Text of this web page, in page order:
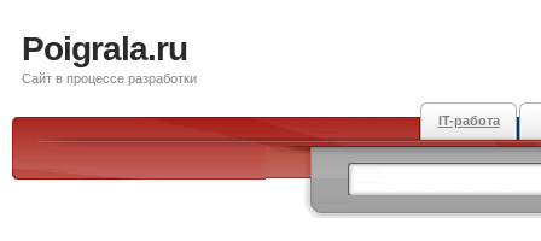
Poigrala.ru
Сайт в процессе разработки
IT-работа